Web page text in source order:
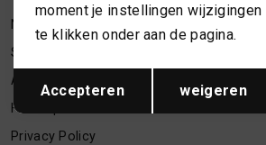
SIERADEN
SOKKEN
VESTEN
Nieuwsbrief inschrijven
Spaarsysteem
Algemene voorwaarden
Herroepen
Privacy Policy
Terug
moment je instellingen wijzigingen
te klikken onder aan de pagina.
Accepteren weigeren